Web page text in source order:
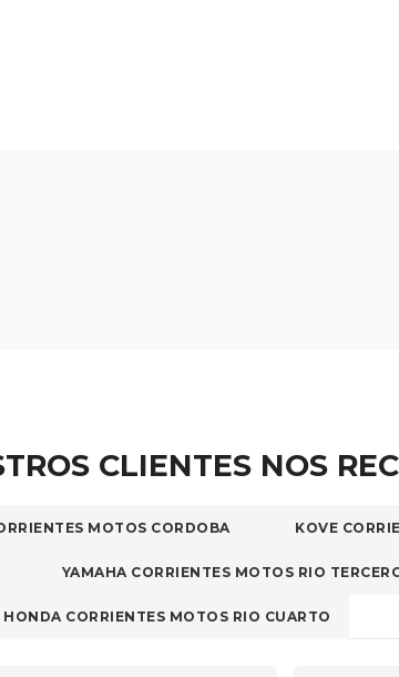
CLIENTES NOS
MOTOS CORDOBA KOVE
YAMAHA CORRIENTES MOTOS RIO
HONDA CORRIENTES MOTOS RIO CUARTO